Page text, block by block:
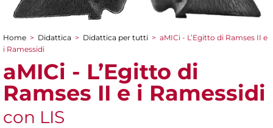
Tu sei qui
Home > Didattica > Didattica per tutti > aMICi - L’Egitto di Ramses II e
i Ramessidi
aMICi - L’Egitto di
Ramses II e i Ramessidi
con LIS